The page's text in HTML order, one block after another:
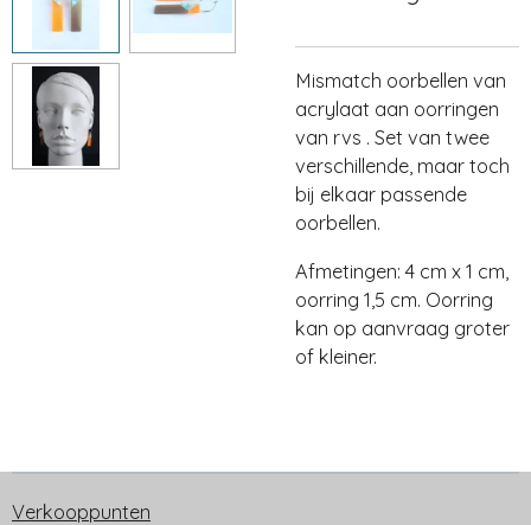
Mismatch oorbellen van
acrylaat aan oorringen
van rvs . Set van twee
verschillende, maar toch
bij elkaar passende
oorbellen.
Afmetingen: 4 cm x 1 cm,
oorring 1,5 cm. Oorring
kan op aanvraag groter
of kleiner.
Verkooppunten